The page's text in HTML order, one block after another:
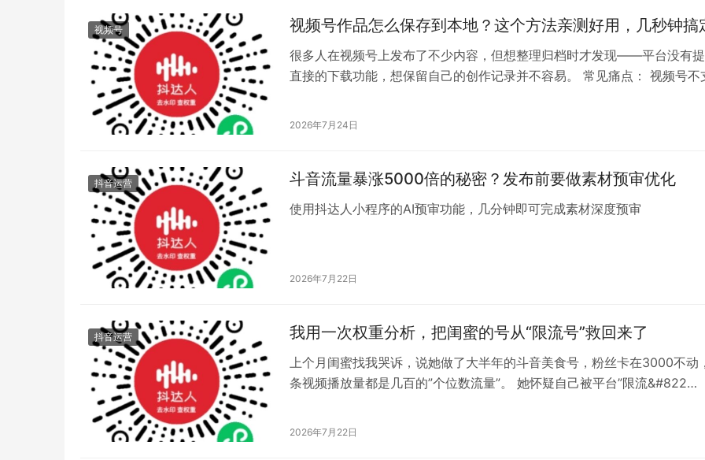
视频号 视频号作品怎么保存到本地？这个方法亲测好用，几秒钟搞
很多人在视频号上发布了不少内容，但想整理归档时才发现——平台没有
直接的下载功能，想保留自己的创作记录并不容易。 常见痛点： 视频号不
2026年7月24日
抖音运营 斗音流量暴涨5000倍的秘密？发布前要做素材预审优化
使用抖达人小程序的AI预审功能，几分钟即可完成素材深度预审
2026年7月22日
抖音运营 我用一次权重分析，把闺蜜的号从“限流号”救回来了
上个月闺蜜找我哭诉，说她做了大半年的斗音美食号，粉丝卡在3000不动
条视频播放量都是几百的”个位数流量”。 她怀疑自己被平台”限流&#822…
2026年7月22日